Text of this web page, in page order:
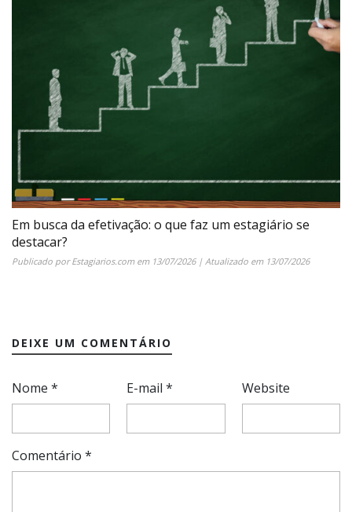
Em busca da efetivação: o que faz um estagiário se
destacar?
Publicado porEstagiarios.comem 13/07/2026| Atualizado em 13/07/2026
DEIXE UM COMENTÁRIO
Nome * E-mail* Website
Comentário *